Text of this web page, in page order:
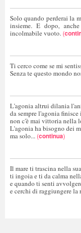
Solo quando perderai la
insieme. E dopo,
incolmabile vuoto. (
Ti cerco come se mi
Senza te questo mondo
L'agonia altrui dilania
da sempre l'agonia
non c'è mai vittoria nella
L'agonia ha bisogno dei
ma solo... (continua)
Il mare ti trascina nella
ti ingoia e ti da calma
e quando ti senti
e cerchi di raggiungere la